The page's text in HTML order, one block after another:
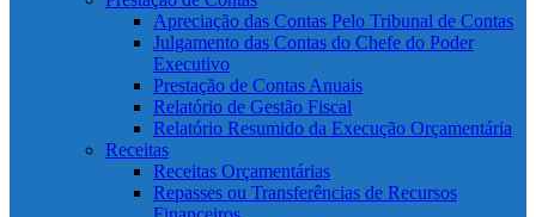
Apreciação das Contas Pelo Tribunal de Contas
Julgamento das Contas do Chefe do Poder
Executivo
Prestação de Contas Anuais
Relatório de Gestão Fiscal
Relatório Resumido da Execução Orçamentária
Receitas
Receitas Orçamentárias
Repasses ou Transferências de Recursos